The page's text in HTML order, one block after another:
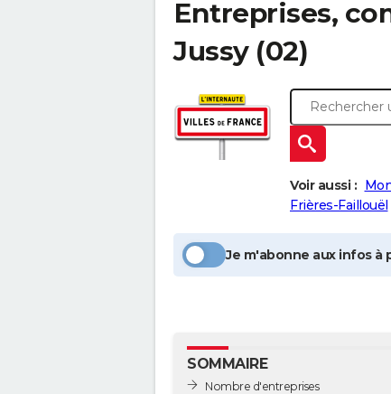
Entreprises,
Jussy(02)
Voir aussi :
Frières-Faillouël
Je m'abonne aux infos à
SOMMAIRE
Nombre d'entreprises